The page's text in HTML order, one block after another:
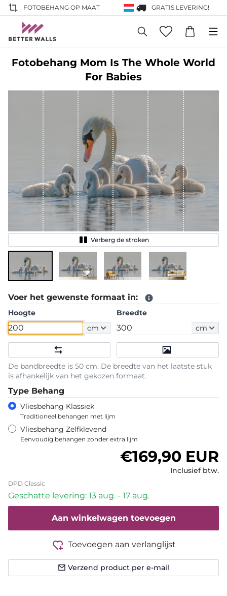
FOTOBEHANG OP MAAT GRATIS LEVERING!
Fotobehang Mom Is The Whole World
For Babies
Verberg de stroken
Voer het gewenste formaat in:
Hoogte
cm
Breedte
cm
De bandbreedte is 50 cm. De breedte van het laatste stuk
is afhankelijk van het gekozen formaat.
Type Behang
Vliesbehang Klassiek
Traditioneel behangen met lijm
Vliesbehang Zelfklevend
Eenvoudig behangen zonder extra lijm
Normale prijs
€169,90 EUR
Inclusief btw.
DPD Classic
Geschatte levering: 13 aug. - 17 aug.
Aan winkelwagen toevoegen
Toevoegen aan verlanglijst
Verzend product per e-mail